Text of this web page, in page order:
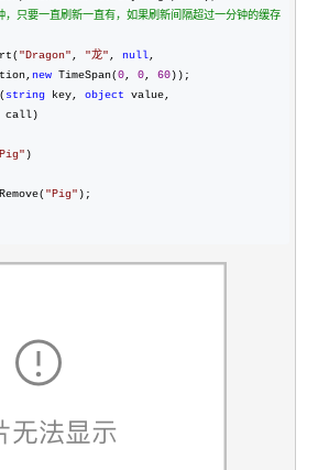
，只要一直刷新一直有，如果刷新间隔超过一分钟的缓存
"Dragon" , "龙" , null,
new TimeSpan(0, 0, 60));
string key, object value,
call)
Pig" )
Cache.Remove(
"Pig" );